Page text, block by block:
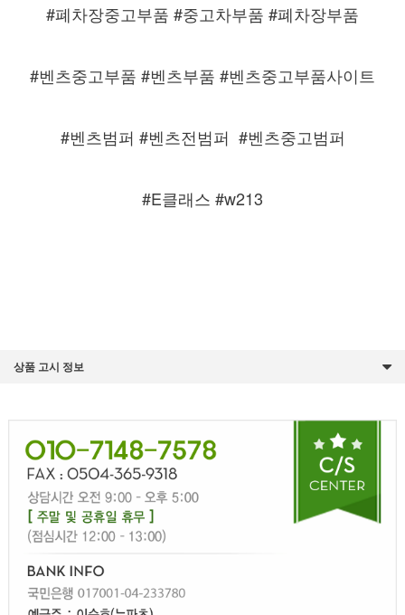
#폐차장중고부품 #중고차부품 #폐차장부품
#벤츠중고부품 #벤츠부품 #벤츠중고부품사이트
#벤츠범퍼 #벤츠전범퍼 #벤츠중고범퍼
#E클래스 #w213
상품 고시 정보